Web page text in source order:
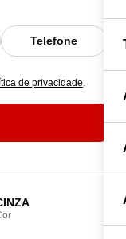
Telefone
de privacidade.